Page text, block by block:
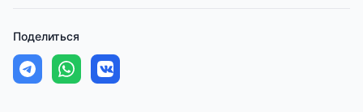
Поделиться